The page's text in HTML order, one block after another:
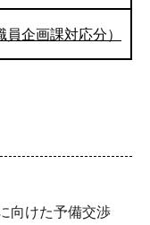
企画課対応分）
向けた予備交渉